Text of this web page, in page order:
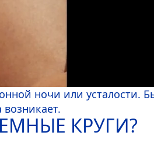
ночи или усталости.
КРУГИ?